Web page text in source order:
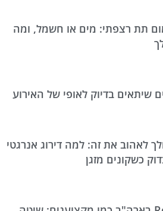
תת רצפתי: מים או חשמל, ומה
שיתאים בדיוק לאופי של האירוע
לאהוב את זה: למה דירוג אנרגטי
כשקונים מזגן